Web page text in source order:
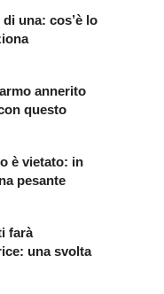
una: cos’è lo
annerito
questo
è vietato: in
pesante
farà
una svolta